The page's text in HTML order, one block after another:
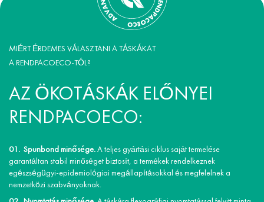
MIÉRT ÉRDEMES VÁLASZTANI A TÁSKÁKAT
A RENDPACOECO-TÓL?
AZ ÖKOTÁSKÁK ELŐNYEI
RENDPACOECO:
Spunbond minősége.A teljes gyártási ciklus saját termelése
garantáltan stabil minőséget biztosít, a termékek rendelkeznek
egészségügyi-epidemiológiai megállapításokkal és megfelelnek a
nemzetközi szabványoknak.